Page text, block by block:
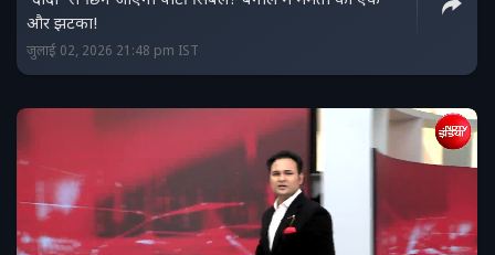
और झटका!
जुलाई 02, 2026 21:48 pm IST